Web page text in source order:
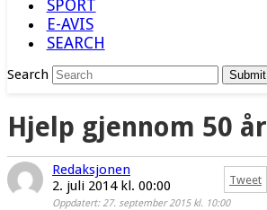
SPORT
E-AVIS
SEARCH
Search Submit
Hjelp gjennom 50 år
Tweet
Redaksjonen
2. juli 2014 kl. 00:00
Oppdatert: 27. september 2015 kl. 10:00